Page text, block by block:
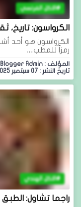
الاكل الفرنسي
الكرواسون: تاريخ،
الكرواسون هو أحد
رمزاً للمطب…
المؤلف : Blogger Admin
تاريخ النشر : 07 سبتمبر 2025
الاكل الهندي
راجما تشاول: